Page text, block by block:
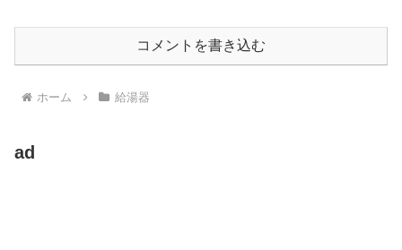
コメントを書き込む
ホーム 給湯器
ad